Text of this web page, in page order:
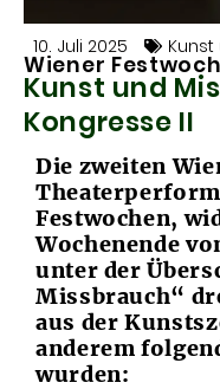
10. Juli 2025
Wiener
Kunst und
Kongresse II
Die zweiten
Festwochen,
Wochenende
unter der
Missbrauch“
aus der
anderem
wurden: